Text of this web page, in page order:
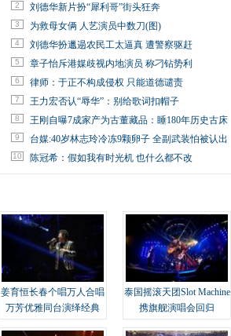
2 刘德华新片扮“犀利哥”街头狂奔
3 为救母女俩 人艺演员中数刀(图)
4 刘德华扮邋遢农民工太逼真 遭警察驱赶
5 章子怡斥港媒歧视内地演员 称刁钻势利
6 律师：于正不构成侵权 只能道德谴责
7 王力宏否认“辱华”：别给歌词扣帽子
8 王刚自曝7成家产为古董藏品：睡180年历史古床
9 台媒:40岁林志玲冷冻9颗卵子 全副武装怕被认出
10 陈冠希：假如我有时光机 也什么都不改
姜育恒长春个唱万人合唱
万芳优雅同台演绎经典
泰国摇滚天团Slot Machine
携旗舰演唱会回归